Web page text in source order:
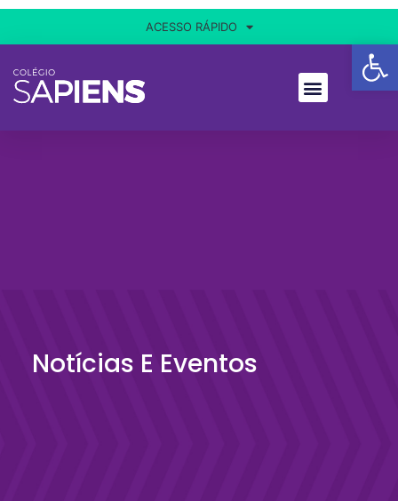
ACESSO RÁPIDO
Notícias E Eventos